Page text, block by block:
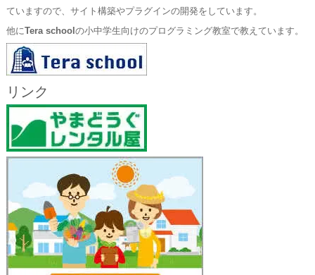
ていますので、サイト構築やプラグインの開発をしています。
他にTera school の小中学生向けのプログラミング教室で教えています。
リンク